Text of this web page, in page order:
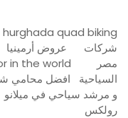
hurghada quad biking
شركات
عروض أرمينيا
مصر
in the world
السياحية
افضل محامي
و مرشد سياحي في ميلانو
رولكس